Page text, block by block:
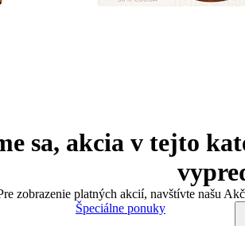
sa, akcia v tejto
zobrazenie platných akcií, navštívte našu
Špeciálne ponuky